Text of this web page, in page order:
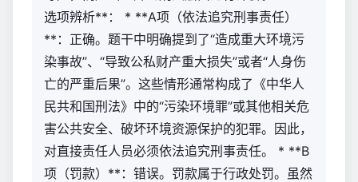
选项辨析**： * **A项（依法追究刑事责任）
**：正确。题干中明确提到了“造成重大环境污
染事故”、“导致公私财产重大损失”或者“人身伤
亡的严重后果”。这些情形通常构成了《中华人
民共和国刑法》中的“污染环境罪”或其他相关危
害公共安全、破坏环境资源保护的犯罪。因此，
对直接责任人员必须依法追究刑事责任。 * **B
项（罚款）**：错误。罚款属于行政处罚。虽然